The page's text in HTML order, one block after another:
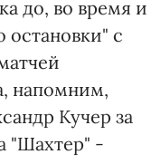
до, во время и
остановки" с
напомним,
Кучер за
"Шахтер" -